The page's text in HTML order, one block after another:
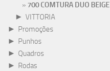
700 COMTURA DUO BEIGE
► VITTORIA
► Promoções
► Punhos
► Quadros
► Rodas